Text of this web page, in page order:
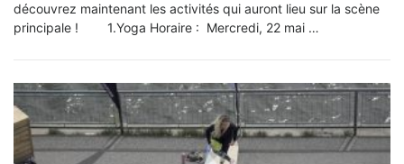
découvrez maintenant les activités qui auront lieu sur la scène
principale ! 1.Yoga Horaire : Mercredi, 22 mai …